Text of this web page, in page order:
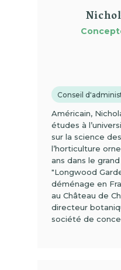
Conseil
Américain,
études à
sur la science
l’horticulture
ans dans le
"Longwood
déménage en
au Château de
directeur
société de